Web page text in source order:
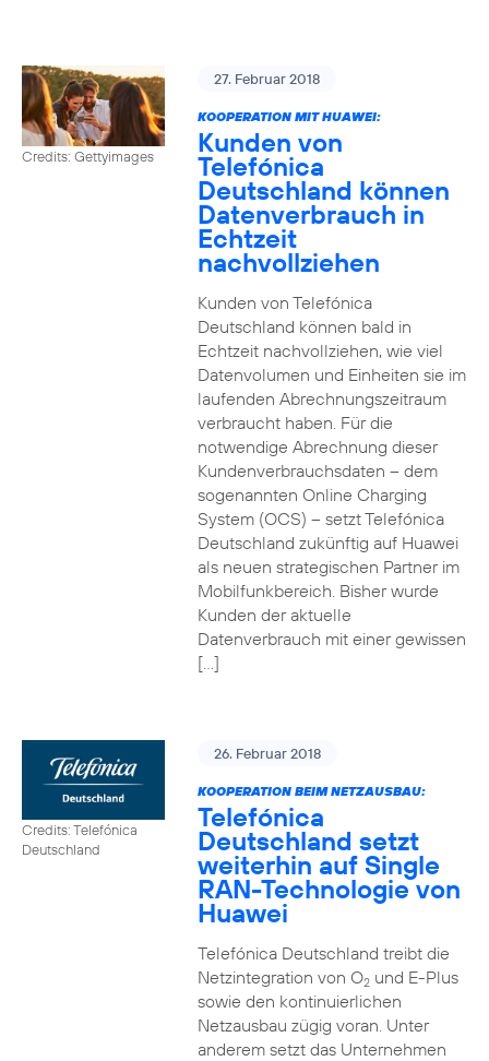
Credits: Gettyimages
27. Februar 2018
KOOPERATION MIT HUAWEI:
Kunden von
Telefónica
Deutschland können
Datenverbrauch in
Echtzeit
nachvollziehen
Kunden von Telefónica
Deutschland können bald in
Echtzeit nachvollziehen, wie viel
Datenvolumen und Einheiten sie im
laufenden Abrechnungszeitraum
verbraucht haben. Für die
notwendige Abrechnung dieser
Kundenverbrauchsdaten – dem
sogenannten Online Charging
System (OCS) – setzt Telefónica
Deutschland zukünftig auf Huawei
als neuen strategischen Partner im
Mobilfunkbereich. Bisher wurde
Kunden der aktuelle
Datenverbrauch mit einer gewissen
[…]
Credits: Telefónica
Deutschland
26. Februar 2018
KOOPERATION BEIM NETZAUSBAU:
Telefónica
Deutschland setzt
weiterhin auf Single
RAN-Technologie von
Huawei
Telefónica Deutschland treibt die
Netzintegration von O2und E-Plus
sowie den kontinuierlichen
Netzausbau zügig voran. Unter
anderem setzt das Unternehmen